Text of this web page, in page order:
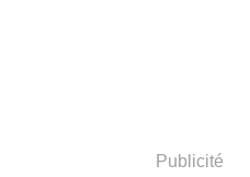
Publicité